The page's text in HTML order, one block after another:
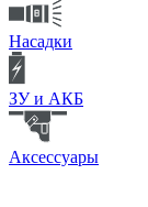
Насадки
ЗУ и АКБ
Аксессуары